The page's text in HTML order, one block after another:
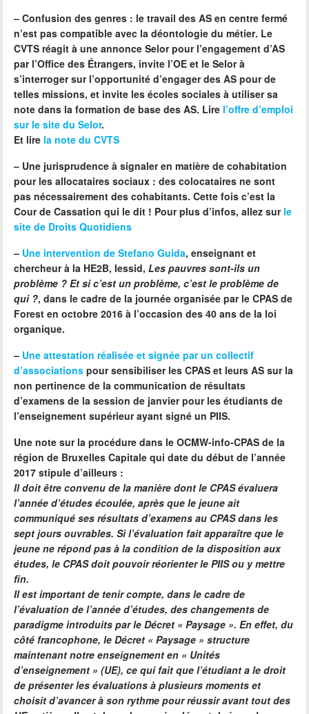
– Confusion des genres : le travail des AS en centre fermé
n’est pas compatible avec la déontologie du métier. Le
CVTS réagit à uneannonce Selorpour l’engagement d’AS
par l’Office des Étrangers, invite l’OE et le Selor à
s’interroger sur l’opportunité d’engager des AS pour de
telles missions, et invite les écoles sociales à utiliser sa
note dans la formation de base des AS. Lire l’offre d’emploi
sur le site du Selor.
Et lire la note du CVTS
– Une jurisprudence à signaler en matière decohabitation
pour les allocataires sociaux : des colocataires ne sont
pas nécessairement des cohabitants. Cette fois c’est la
Cour de Cassation qui le dit ! Pour plus d’infos, allez sur le
site de Droits Quotidiens
– Une intervention deStefano Guida, enseignant et
chercheur à la HE2B, Iessid,Les pauvres sont-ils un
problème ? Et si c’est un problème, c’est le problème de
qui ?, dans le cadre de la journée organisée par le CPAS de
Forest en octobre 2016 à l’occasion des 40 ans de la loi
organique.
– Une attestation réalisée et signée par un collectif
d’associations pour sensibiliser les CPAS et leurs AS sur la
non pertinence de lacommunication de résultats
d’examens de la session de janvier pour les étudiants de
l’enseignement supérieur ayant signé un PIIS.
Une note sur la procédure dans le OCMW-info-CPAS de la
région de Bruxelles Capitale qui date du début de l’année
2017 stipule d’ailleurs :
Il doit être convenu de la manière dont le CPAS évaluera
l’année d’études écoulée, après que le jeune ait
communiqué ses résultats d’examens au CPAS dans les
sept jours ouvrables. Si l’évaluation fait apparaître que le
jeune ne répond pas à la condition de la disposition aux
études, le CPAS doit pouvoir réorienter le PIIS ou y mettre
fin.
Il est important de tenir compte, dans le cadre de
l’évaluation de l’année d’études, des changements de
paradigme introduits par le Décret « Paysage ». En effet, du
côté francophone, le Décret « Paysage » structure
maintenant notre enseignement en « Unités
d’enseignement » (UE), ce qui fait que l’étudiant a le droit
de présenter les évaluations à plusieurs moments et
choisit d’avancer à son rythme pour réussir avant tout des